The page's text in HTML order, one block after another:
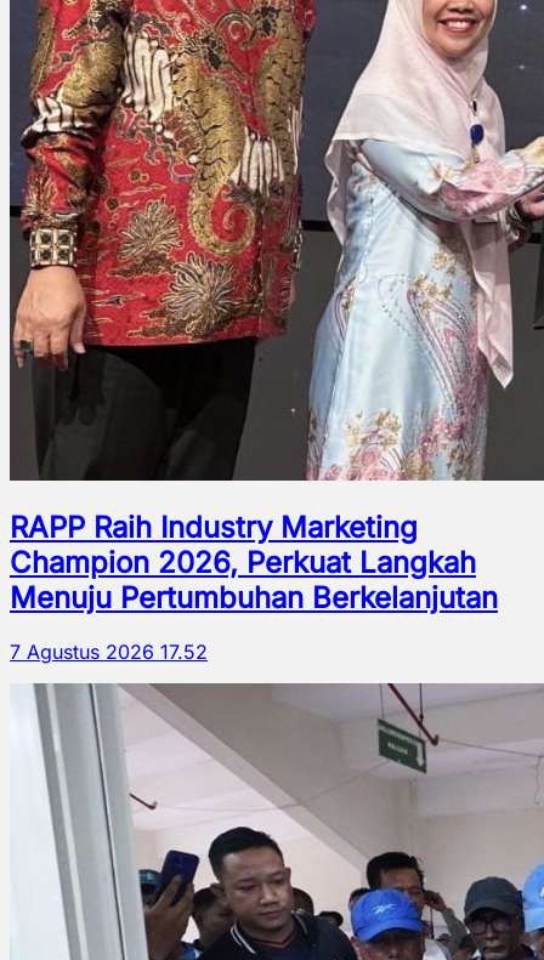
RAPP Raih Industry Marketing
Champion 2026, Perkuat Langkah
Menuju Pertumbuhan Berkelanjutan
7 Agustus 2026 17.52